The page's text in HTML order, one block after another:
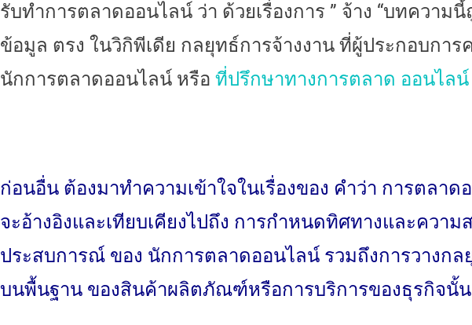
รับทําการตลาดออนไลน์ ว่า ด้วยเรื่องการ ” จ้าง “บทความนี้
ข้อมูล ตรง ในวิกิพีเดีย กลยุทธ์การจ้างงาน ที่ผู้ประกอบการ
นักการตลาดออนไลน์ หรือ ที่ปรึกษาทางการตลาด ออนไลน์
ก่อนอื่น ต้องมาทำความเข้าใจในเรื่องของ คำว่า การตลา
จะอ้างอิงและเทียบเคียงไปถึง การกำหนดทิศทางและความ
ประสบการณ์ ของ นักการตลาดออนไลน์ รวมถึงการวางกล
บนพื้นฐาน ของสินค้าผลิตภัณฑ์หรือการบริการของธุรกิจนั้